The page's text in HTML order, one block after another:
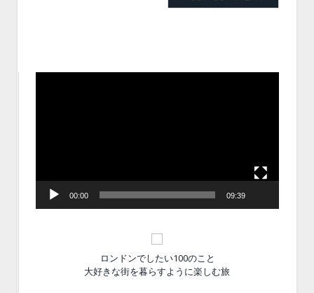
00:00 09:39
ロンドンでしたい100のこと
大好きな街を暮らすように楽しむ旅